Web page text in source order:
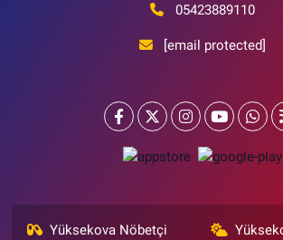
05423889110
[email protected]
Yüksekova Nöbetçi